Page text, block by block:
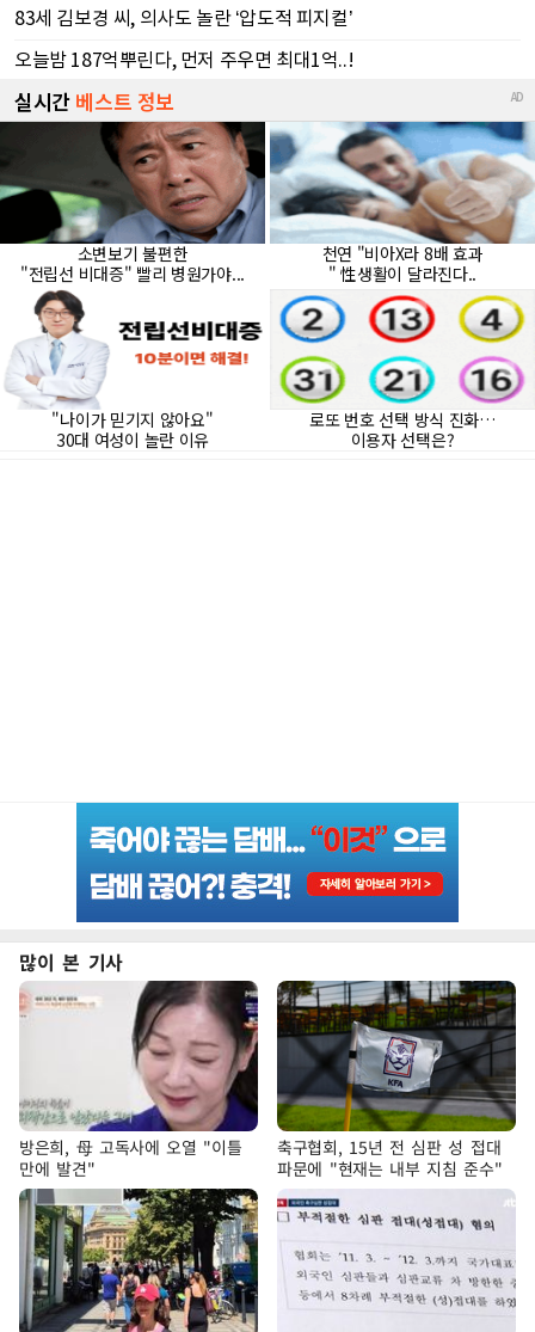
많이 본 기사
방은희, 母 고독사에 오열 "이틀
만에 발견"
축구협회, 15년 전 심판 성 접대
파문에 "현재는 내부 지침 준수"